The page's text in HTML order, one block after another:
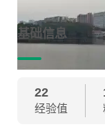
基础信息
22
经验值